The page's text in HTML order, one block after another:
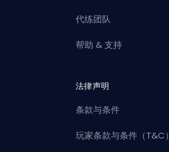
代练团队
帮助 & 支持
法律声明
条款与条件
玩家条款与条件（T&C）